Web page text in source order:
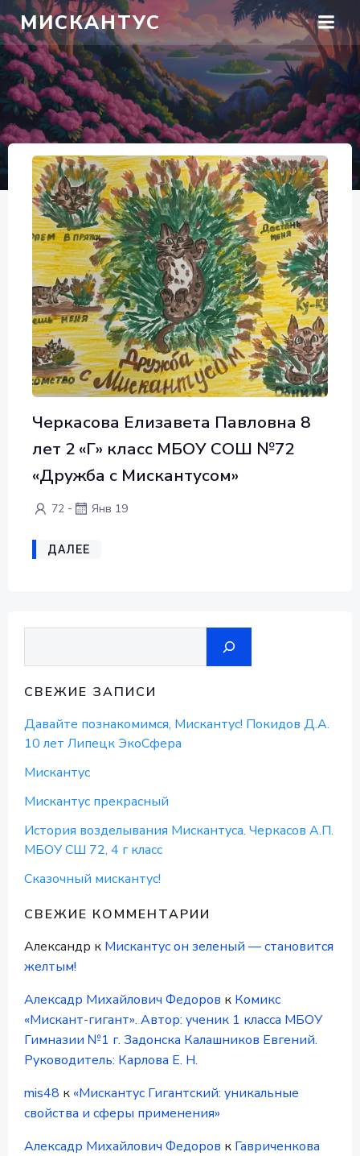
Перейти
к
содержимому
МИСКАНТУС
Черкасова Елизавета Павловна 8
лет 2 «Г» класс МБОУ СОШ №72
«Дружба с Мискантусом»
72 - Янв 19
ДАЛЕЕ
СВЕЖИЕ ЗАПИСИ
Давайте познакомимся, Мискантус! Покидов Д.А.
10 лет Липецк ЭкоСфера
Мискантус
Мискантус прекрасный
История возделывания Мискантуса. Черкасов А.П.
МБОУ СШ 72, 4 г класс
Сказочный мискантус!
СВЕЖИЕ КОММЕНТАРИИ
Александр к Мискантус он зеленый — становится
желтым!
Алексадр Михайлович Федоров к Комикс
«Мискант-гигант». Автор: ученик 1 класса МБОУ
Гимназии №1 г. Задонска Калашников Евгений.
Руководитель: Карлова Е. Н.
mis48 к «Мискантус Гигантский: уникальные
свойства и сферы применения»
Алексадр Михайлович Федоров к Гавриченкова